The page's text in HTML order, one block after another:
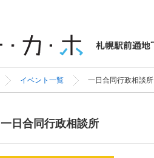
イベント一覧 一日合同行政相談所
一日合同行政相談所